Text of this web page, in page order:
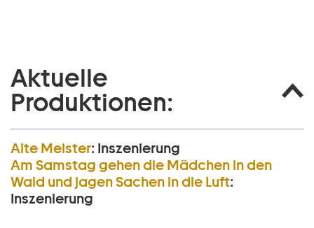
Aktuelle
Produktionen:
Alte Meister: Inszenierung
Am Samstag gehen die Mädchen in den
Wald und jagen Sachen in die Luft:
Inszenierung